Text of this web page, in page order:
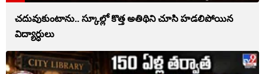
చదువుకుంటాను.. స్కూల్లో కొత్త అతిథిని చూసి హడలిపోయిన
విద్యార్ధులు